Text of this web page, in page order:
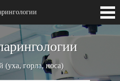
Staffs
(уха, горла, носа)